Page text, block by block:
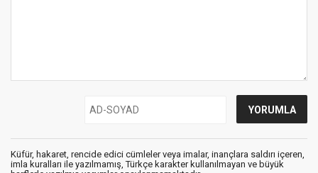
Küfür, hakaret, rencide edici cümleler veya imalar, inançlara saldırı içeren,
imla kuralları ile yazılmamış, Türkçe karakter kullanılmayan ve büyük